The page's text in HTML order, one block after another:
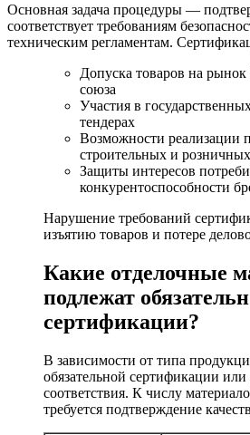
Основная задача процедуры —
соответствует требованиям
техническим регламентам.
Допуска товаров на
союза
Участия в
тендерах
Возможности реализации
строительных и
Защиты интересов
конкурентоспособности
Нарушение требований
изъятию товаров и потере
Какие отделочные
подлежат
сертификации?
В зависимости от типа
обязательной сертификации
соответствия. К числу
требуется подтверждение